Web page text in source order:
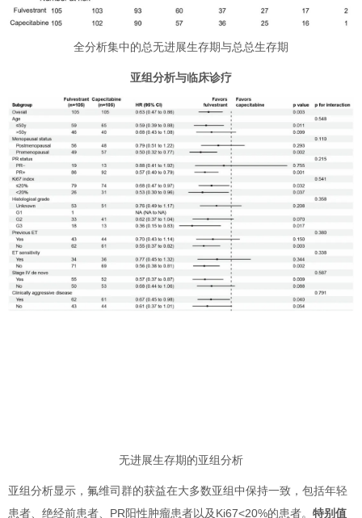
全分析集中的总无进展生存期与总总生存期
亚组分析与临床诊疗
无进展生存期的亚组分析
亚组分析显示，氟维司群的获益在大多数亚组中保持一致，包括年轻
患者、绝经前患者、PR阳性肿瘤患者以及Ki67<20%的患者。 特别值